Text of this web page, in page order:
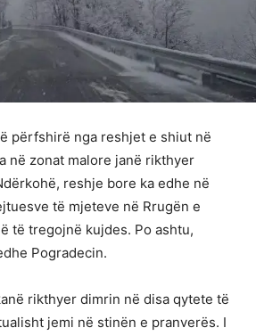
përfshirë nga reshjet e shiut në
në zonat malore janë rikthyer
reshje bore ka edhe në
të mjeteve në Rrugën e
të tregojnë kujdes. Po ashtu,
Pogradecin.
rikthyer dimrin në disa qytete të
jemi në stinën e pranverës. I